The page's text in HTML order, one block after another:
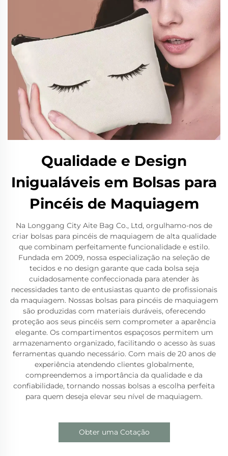
Qualidade e Design
Inigualáveis em Bolsas para
Pincéis de Maquiagem
Na Longgang City Aite Bag Co., Ltd, orgulhamo-nos de
criar bolsas para pincéis de maquiagem de alta qualidade
que combinam perfeitamente funcionalidade e estilo.
Fundada em 2009, nossa especialização na seleção de
tecidos e no design garante que cada bolsa seja
cuidadosamente confeccionada para atender às
necessidades tanto de entusiastas quanto de profissionais
da maquiagem. Nossas bolsas para pincéis de maquiagem
são produzidas com materiais duráveis, oferecendo
proteção aos seus pincéis sem comprometer a aparência
elegante. Os compartimentos espaçosos permitem um
armazenamento organizado, facilitando o acesso às suas
ferramentas quando necessário. Com mais de 20 anos de
experiência atendendo clientes globalmente,
compreendemos a importância da qualidade e da
confiabilidade, tornando nossas bolsas a escolha perfeita
para quem deseja elevar seu nível de maquiagem.
Obter uma Cotação